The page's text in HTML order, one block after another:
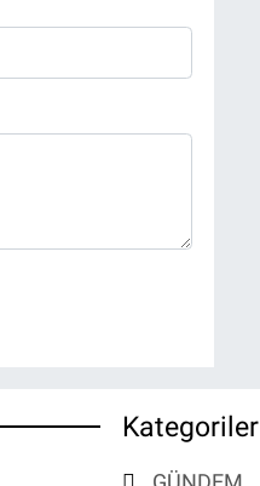
Kategoriler